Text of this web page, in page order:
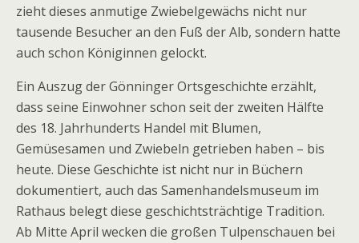
zieht dieses anmutige Zwiebelgewächs nicht nur
tausende Besucher an den Fuß der Alb, sondern hatte
auch schon Königinnen gelockt.
Ein Auszug der Gönninger Ortsgeschichte erzählt,
dass seine Einwohner schon seit der zweiten Hälfte
des 18. Jahrhunderts Handel mit Blumen,
Gemüsesamen und Zwiebeln getrieben haben – bis
heute. Diese Geschichte ist nicht nur in Büchern
dokumentiert, auch das Samenhandelsmuseum im
Rathaus belegt diese geschichtsträchtige Tradition.
Ab Mitte April wecken die großen Tulpenschauen bei